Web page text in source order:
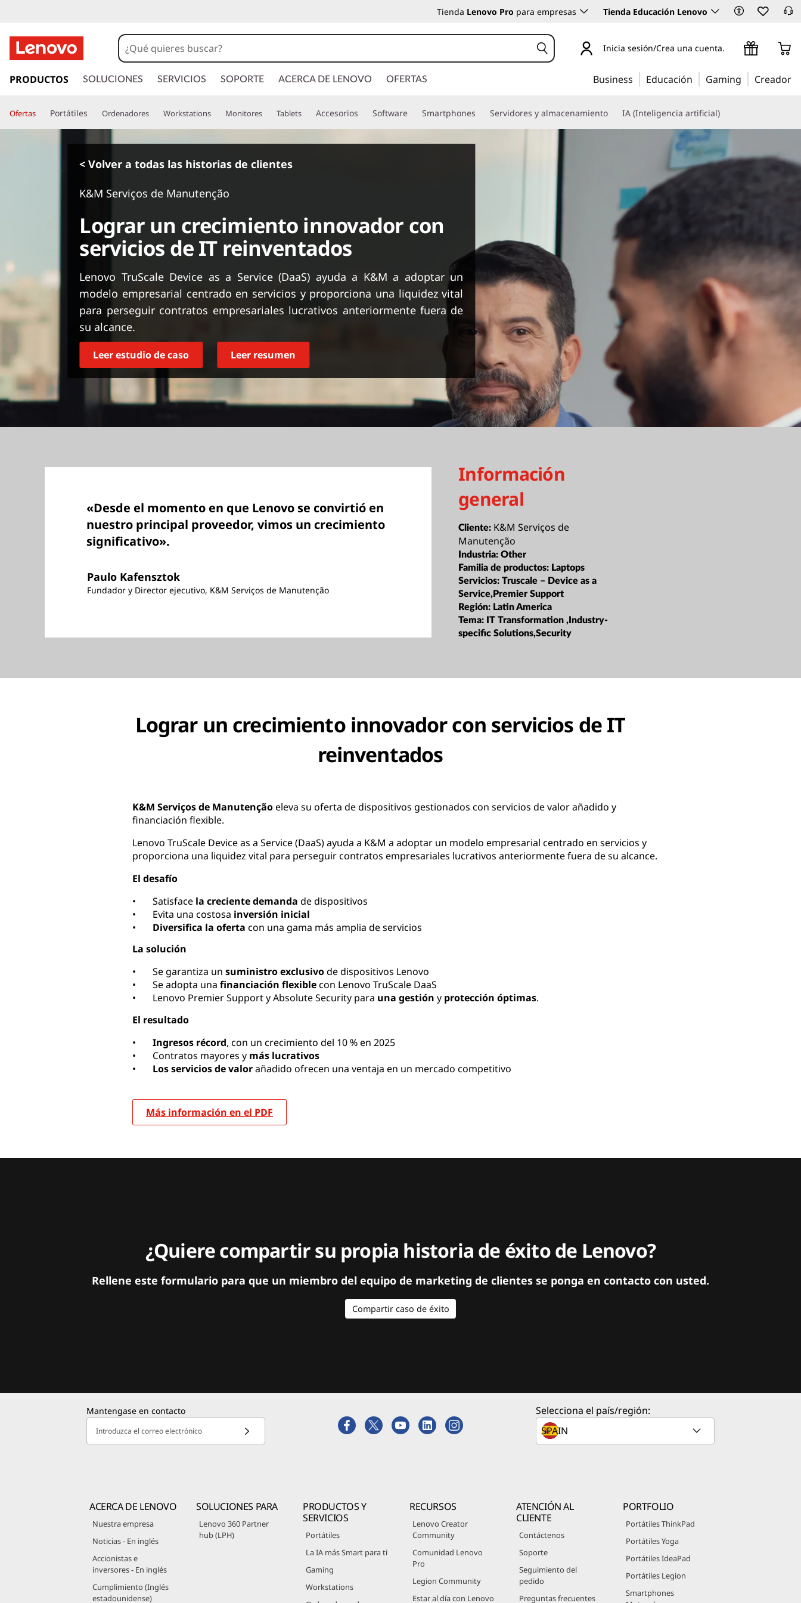
Tienda Lenovo Pro para empresas Tienda Educación Lenovo
r
c
o
i
c
Inicia sesión/Crea una cuenta.
PRODUCTOS SOLUCIONES SERVICIOS SOPORTE ACERCA DE LENOVO OFERTAS Business Educación Gaming Creador
Ofertas Portátiles Ordenadores Workstations Monitores Tablets Accesorios Software Smartphones Servidores y almacenamiento IA (Inteligencia artificial)
< Volver a todas las historias de clientes
K&M Serviços de Manutenção
Lograr un crecimiento innovador con
servicios de IT reinventados
Lenovo TruScale Device as a Service (DaaS) ayuda a K&M a adoptar un
modelo empresarial centrado en servicios y proporciona una liquidez vital
para perseguir contratos empresariales lucrativos anteriormente fuera de
su alcance.
Leer estudio de caso Leer resumen
«Desde el momento en que Lenovo se convirtió en
nuestro principal proveedor, vimos un crecimiento
significativo».
Paulo Kafensztok
Fundador y Director ejecutivo, K&M Serviços de Manutenção
Información
general
Cliente: K&M Serviços de
Manutenção
Industria:Other
Familia de productos: Laptops
Servicios:Truscale – Device as a
Service,Premier Support
Región: Latin America
Tema: IT Transformation ,Industry-
specific Solutions,Security
Lograr un crecimiento innovador con servicios de IT
reinventados
K&M Serviços de Manutençãoeleva su oferta de dispositivos gestionados con servicios de valor añadido y
financiación flexible.
Lenovo TruScale Device as a Service (DaaS) ayuda a K&M a adoptar un modelo empresarial centrado en servicios y
proporciona una liquidez vital para perseguir contratos empresariales lucrativos anteriormente fuera de su alcance.
El desafío
• Satisface la creciente demanda de dispositivos
• Evita una costosa inversión inicial
• Diversifica la oferta con una gama más amplia de servicios
La solución
• Se garantiza un suministro exclusivode dispositivos Lenovo
• Se adopta una financiación flexiblecon Lenovo TruScale DaaS
• Lenovo Premier Support y Absolute Security para una gestión y protección óptimas.
El resultado
• Ingresos récord, con un crecimiento del 10 % en 2025
• Contratos mayores y más lucrativos
• Los servicios de valorañadido ofrecen una ventaja en un mercado competitivo
Más información en el PDF
¿Quiere compartir su propia historia de éxito de Lenovo?
Rellene este formulario para que un miembro del equipo de marketing de clientes se ponga en contacto con usted.
Compartir caso de éxito
Mantengase en contacto
Introduzca el correo electrónico
Selecciona el país/región:
ACERCA DE LENOVO
Nuestra empresa
Noticias - En inglés
Accionistas e
inversores - En inglés
Cumplimiento (Inglés
estadounidense)
SOLUCIONES PARA
Lenovo 360 Partner
hub (LPH)
PRODUCTOS Y
SERVICIOS
Portátiles
La IA más Smart para ti
Gaming
Workstations
RECURSOS
Lenovo Creator
Community
Comunidad Lenovo
Pro
Legion Community
Estar al día con Lenovo
ATENCIÓN AL
CLIENTE
Contáctenos
Soporte
Seguimiento del
pedido
Preguntas frecuentes
PORTFOLIO
Portátiles ThinkPad
Portátiles Yoga
Portátiles IdeaPad
Portátiles Legion
Smartphones